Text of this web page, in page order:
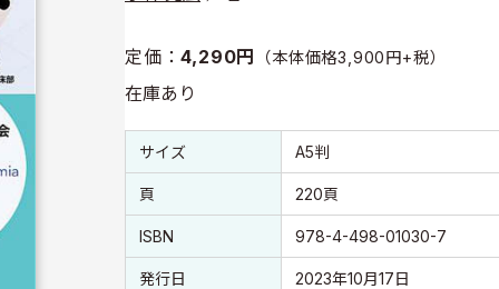
定価：4,290円 （本体価格3,900円+税）
在庫あり
書誌情報
書誌情報
サイズ A5判
頁 220頁
ISBN 978-4-498-01030-7
発行日 2023年10月17日